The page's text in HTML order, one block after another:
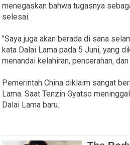
menegaskan bahwa tugasnya
selesai.
"Saya juga akan berada di sana
kata Dalai Lama pada 5 Juni, yang
menandai kelahiran, pencerahan,
Pemerintah China diklaim sangat
Lama. Saat Tenzin Gyatso
Dalai Lama baru.